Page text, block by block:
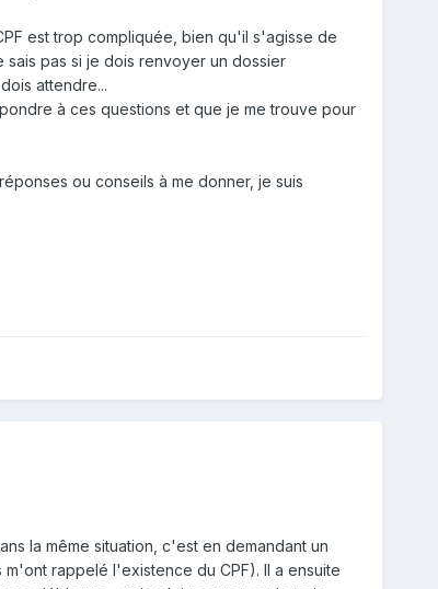
est trop compliquée, bien qu'il s'agisse de
sais pas si je dois renvoyer un dossier
attendre...
à ces questions et que je me trouve pour
ou conseils à me donner, je suis
la même situation, c'est en demandant un
rappelé l'existence du CPF). Il a ensuite